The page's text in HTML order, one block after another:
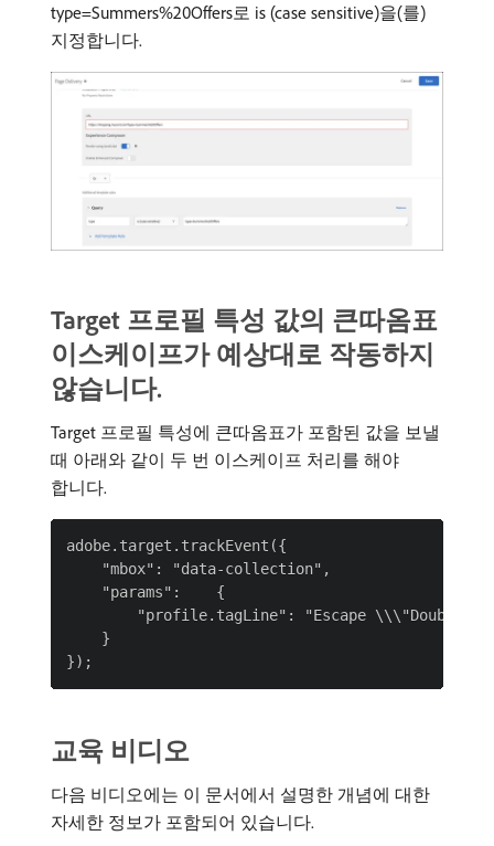
type=Summers%20Offers로 is (case sensitive)을(를)
지정합니다.
Target 프로필 특성 값의 큰따옴표
이스케이프가 예상대로 작동하지
않습니다.
Target 프로필 특성에 큰따옴표가 포함된 값을 보낼
때 아래와 같이 두 번 이스케이프 처리를 해야
합니다.
adobe.target.trackEvent({
    "mbox": "data-collection",
    "params":    {
"profile.tagLine": "Escape \\\"Double
    }
교육 비디오
다음 비디오에는 이 문서에서 설명한 개념에 대한
자세한 정보가 포함되어 있습니다.